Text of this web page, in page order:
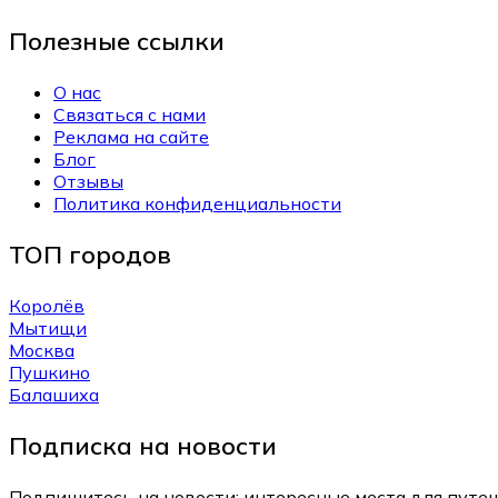
Полезные ссылки
О нас
Связаться с нами
Реклама на сайте
Блог
Отзывы
Политика конфиденциальности
ТОП городов
Королёв
Мытищи
Москва
Пушкино
Балашиха
Подписка на новости